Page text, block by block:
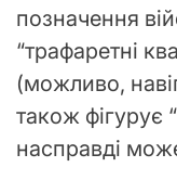
позначення
“трафаретні
(можливо,
також фігурує
насправді